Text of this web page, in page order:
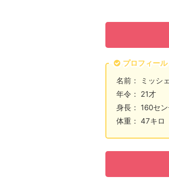
プロフィール
名前： ミッシ
年令： 21才
身長： 160セ
体重： 47キロ